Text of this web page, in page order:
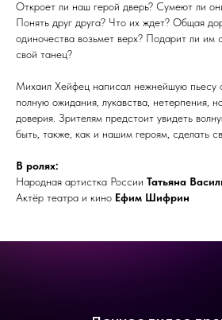
Откроет ли наш герой дверь? Сумеют ли
Понять друг друга? Что их ждет? Общая
одиночества возьмет верх? Подарит ли им
свой танец?
Михаил Хейфец написал нежнейшую пьесу
полную ожидания, лукавства, нетерпения,
доверия. Зрителям предстоит увидеть
быть, также, как и нашим героям, сделать
В ролях:
Народная артистка России Татьяна
Актёр театра и кино Ефим Шифрин